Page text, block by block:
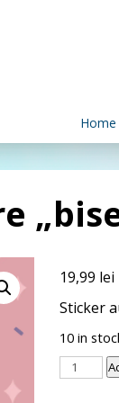
Home
19,99 lei
Sticker
10 in
Pachet